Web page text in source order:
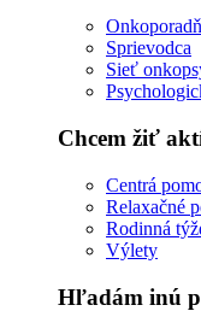
Sprievodca
Sieť
Chcem žiť
Centrá
Relaxačné
Rodinná
Výlety
Hľadám inú